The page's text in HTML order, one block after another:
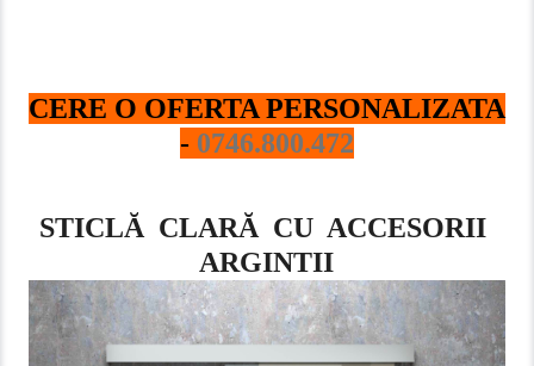
CERE O OFERTA PERSONALIZATA
- 0746.800.472
STICLĂ CLARĂ CU ACCESORII
ARGINTII